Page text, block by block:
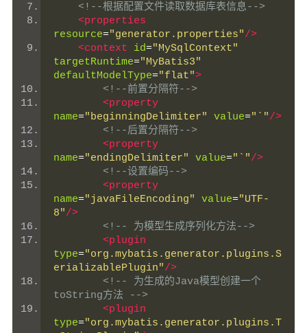
<!--根据配置文件读取数据库表信息-->
<properties
resource="generator.properties"/>
<context
id="MySqlContext"
targetRuntime="MyBatis3"
defaultModelType="flat">
<!--前置分隔符-->
<property
name="beginningDelimiter" value="`"/>
<!--后置分隔符-->
<property
name="endingDelimiter" value="`"/>
<!--设置编码-->
<property
name="javaFileEncoding" value="UTF-
8"/>
<!-- 为模型生成序列化方法-->
<plugin
type="org.mybatis.generator.plugins.S
erializablePlugin"/>
<!-- 为生成的Java模型创建一个
toString方法 -->
<plugin
type="org.mybatis.generator.plugins.T